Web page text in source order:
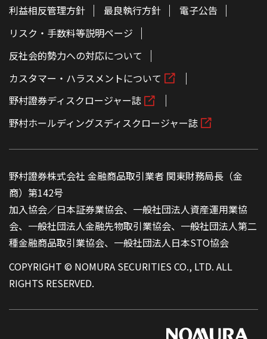
利益相反管理方針
最良執行方針
電子公告
リスク・手数料等説明ページ
反社会的勢力への対応について
カスタマー・ハラスメントについて
野村證券ディスクロージャー誌
野村ホールディングスディスクロージャー誌
野村證券株式会社 金融商品取引業者 関東財務局長（金
商）第142号
加入協会／日本証券業協会、一般社団法人資産運用業協
会、一般社団法人金融先物取引業協会、一般社団法人第二
種金融商品取引業協会、一般社団法人日本STO協会
COPYRIGHT © NOMURA SECURITIES CO., LTD. ALL
RIGHTS RESERVED.